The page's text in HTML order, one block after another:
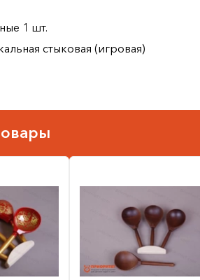
1 шт.
стыковая (игровая)